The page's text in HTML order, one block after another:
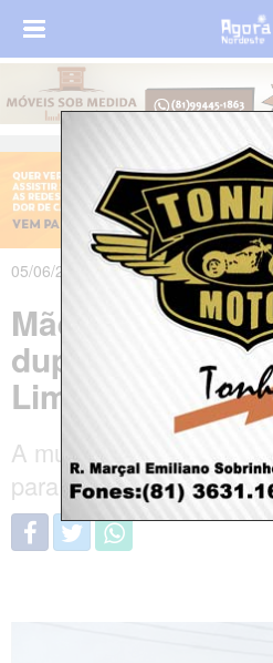
05/06/2026 às 19h29m - Atualizado
Mãe e filho são
duplo homicídio
Lima
A mulher teria se
para o proteger